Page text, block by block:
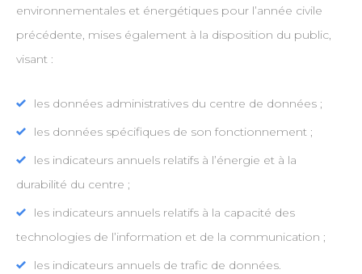
environnementales et énergétiques pour l’année civile
précédente, mises également à la disposition du public,
visant :
les données administratives du centre de données ;
les données spécifiques de son fonctionnement ;
les indicateurs annuels relatifs à l’énergie et à la
durabilité du centre ;
les indicateurs annuels relatifs à la capacité des
technologies de l’information et de la communication ;
les indicateurs annuels de trafic de données.